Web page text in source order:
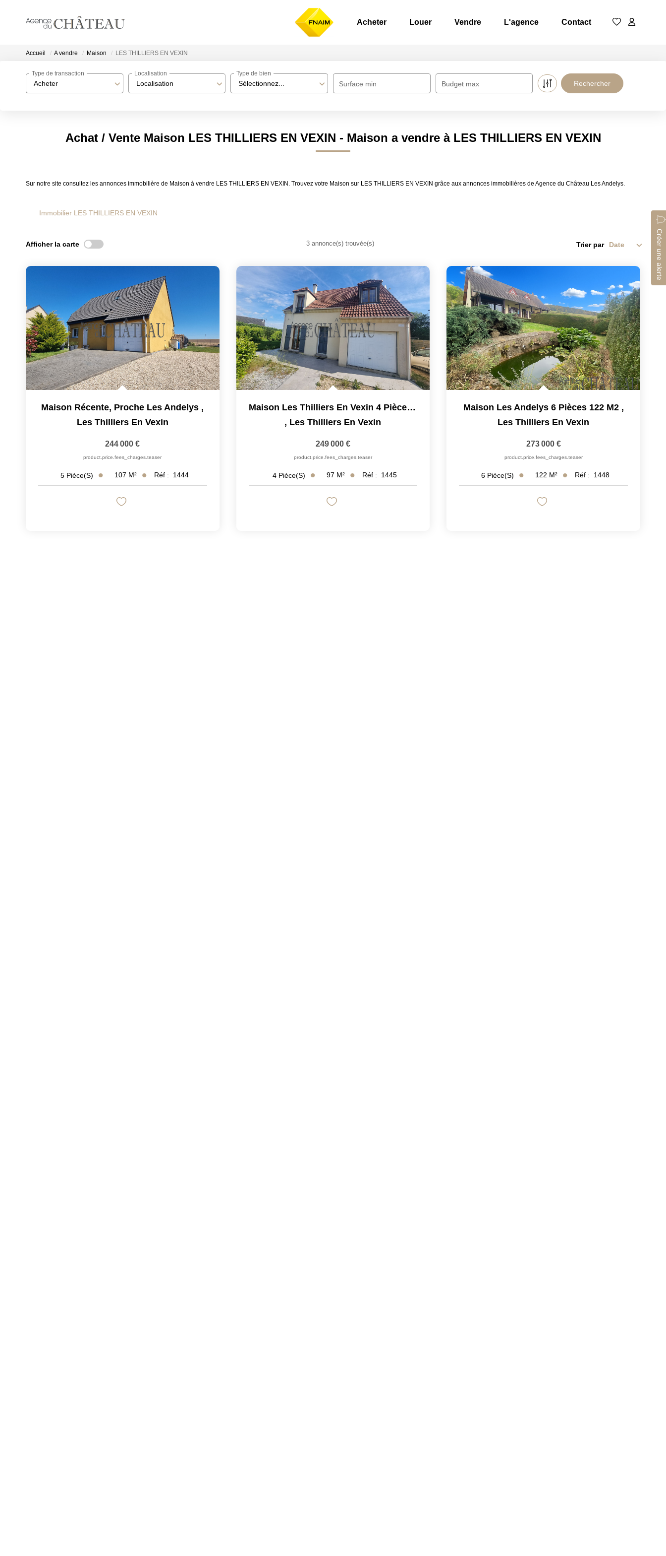
Acheter Louer Vendre L'agence Contact
Accueil A vendre Maison LES THILLIERS EN VEXIN
Acheter
Type de transaction
Localisation
Localisation
Sélectionnez...
Type de bien
Surface min Budget max
Achat / Vente Maison LES THILLIERS EN VEXIN - Maison a vendre à LES THILLIERS EN VEXIN
Sur notre site consultez les annonces immobilière de Maison à vendre LES THILLIERS EN VEXIN. Trouvez votre Maison sur LES THILLIERS EN VEXIN grâce aux annonces immobilières de Agence du Château Les Andelys.
Immobilier LES THILLIERS EN VEXIN
Créer une alerte
Afficher la carte 3 annonce(s) trouvée(s) Trier par
Maison Récente, Proche Les Andelys ,
Les Thilliers En Vexin
244 000 €
product.price.fees_charges.teaser
5 Pièce(s) 107 M² Réf : 1444
Maison Les Thilliers En Vexin 4 Pièce(s) 96.94 M2
, Les Thilliers En Vexin
249 000 €
product.price.fees_charges.teaser
4 Pièce(s) 97 M² Réf : 1445
Maison Les Andelys 6 Pièces 122 M2 ,
Les Thilliers En Vexin
273 000 €
product.price.fees_charges.teaser
6 Pièce(s) 122 M² Réf : 1448